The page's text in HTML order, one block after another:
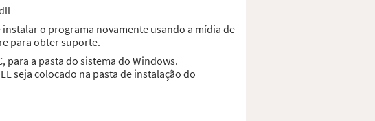
o programa novamente usando a mídia de
para obter suporte.
para a pasta do sistema do Windows.
seja colocado na pasta de instalação do